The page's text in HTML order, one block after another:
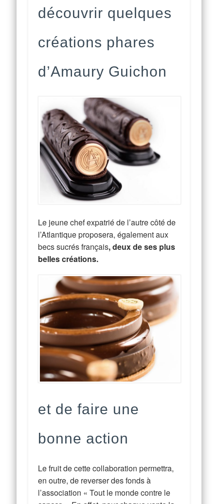
découvrir quelques
créations phares
d’Amaury Guichon
Le jeune chef expatrié de l’autre côté de
l’Atlantique proposera, également aux
becs sucrés français, deux de ses plus
belles créations.
et de faire une
bonne action
Le fruit de cette collaboration permettra,
en outre, de reverser des fonds à
l’association « Tout le monde contre le